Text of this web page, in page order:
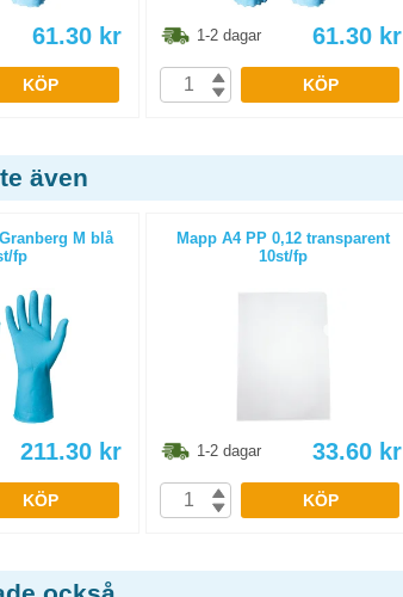
61.30 kr
KÖP
1-2 dagar 61.30 kr
KÖP
även
M blå
fp
211.30 kr
KÖP
Mapp A4 PP 0,12 transparent
10st/fp
1-2 dagar 33.60 kr
KÖP